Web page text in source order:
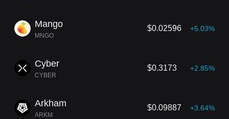
Mango
MNGO
$0.02596 +5.03%
Cyber
CYBER
$0.3173 +2.85%
Arkham
ARKM
$0.09887 +3.64%